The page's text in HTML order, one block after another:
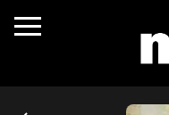
c’était quoi ?